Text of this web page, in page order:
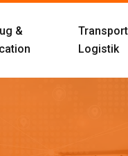
&
Logistik